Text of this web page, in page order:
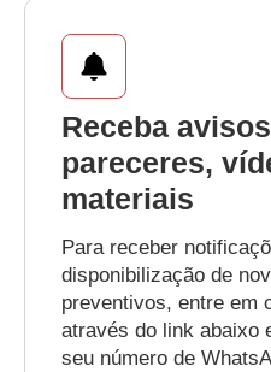
Receba
pareceres,
materiais
Para receber
disponibilização de
preventivos, entre em
através do link abaixo
seu número de